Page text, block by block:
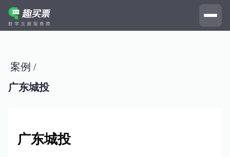
案例 /
广东城投
广东城投